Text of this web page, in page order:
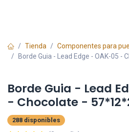
Tienda
Componentes para
Borde Guia - Lead Edge - OAK-05
Borde Guia - Lead
- Chocolate -
288 disponibles